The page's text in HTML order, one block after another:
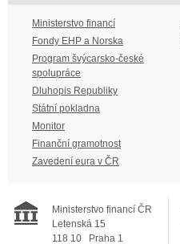
Ministerstvo financí
Fondy EHP a Norska
Program švýcarsko-české
spolupráce
Dluhopis Republiky
Státní pokladna
Monitor
Finanční gramotnost
Zavedení eura v ČR
Ministerstvo financí ČR
Letenská 15
118 10
Praha 1